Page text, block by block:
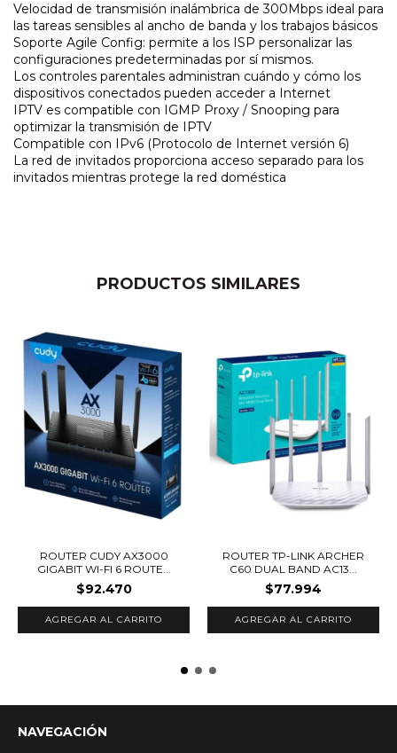
Velocidad de transmisión inalámbrica de 300Mbps ideal para
las tareas sensibles al ancho de banda y los trabajos básicos
Soporte Agile Config: permite a los ISP personalizar las
configuraciones predeterminadas por sí mismos.
Los controles parentales administran cuándo y cómo los
dispositivos conectados pueden acceder a Internet
IPTV es compatible con IGMP Proxy / Snooping para
optimizar la transmisión de IPTV
Compatible con IPv6 (Protocolo de Internet versión 6)
La red de invitados proporciona acceso separado para los
invitados mientras protege la red doméstica
PRODUCTOS SIMILARES
ROUTER CUDY AX3000
GIGABIT WI-FI 6 ROUTE...
$92.470
ROUTER TP-LINK ARCHER
C60 DUAL BAND AC13...
$77.994
NAVEGACIÓN